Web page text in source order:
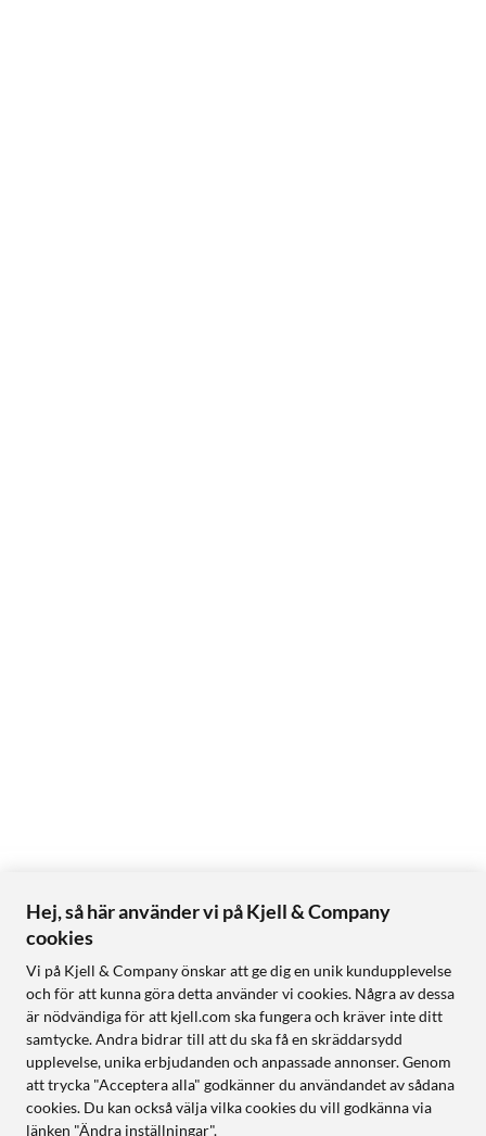
Hej, så här använder vi på Kjell & Company
cookies
Vi på Kjell & Company önskar att ge dig en unik kundupplevelse
och för att kunna göra detta använder vi cookies. Några av dessa
är nödvändiga för att kjell.com ska fungera och kräver inte ditt
samtycke. Andra bidrar till att du ska få en skräddarsydd
upplevelse, unika erbjudanden och anpassade annonser. Genom
att trycka "Acceptera alla" godkänner du användandet av sådana
cookies. Du kan också välja vilka cookies du vill godkänna via
länken "Ändra inställningar".